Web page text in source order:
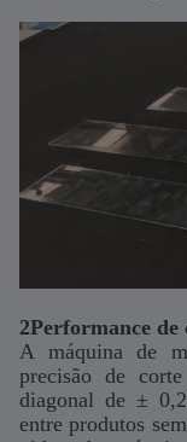
2Performance
A máquina de
precisão de
diagonal de ±
entre produtos